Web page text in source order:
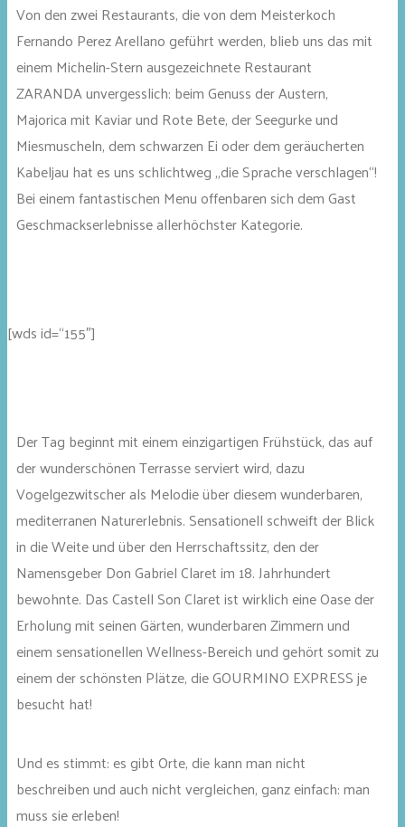
Von den zwei Restaurants, die von dem Meisterkoch
Fernando Perez Arellano geführt werden, blieb uns das mit
einem Michelin-Stern ausgezeichnete Restaurant
ZARANDA unvergesslich: beim Genuss der Austern,
Majorica mit Kaviar und Rote Bete, der Seegurke und
Miesmuscheln, dem schwarzen Ei oder dem geräucherten
Kabeljau hat es uns schlichtweg „die Sprache verschlagen“!
Bei einem fantastischen Menu offenbaren sich dem Gast
Geschmackserlebnisse allerhöchster Kategorie.
[wds id=“155″]
Der Tag beginnt mit einem einzigartigen Frühstück, das auf
der wunderschönen Terrasse serviert wird, dazu
Vogelgezwitscher als Melodie über diesem wunderbaren,
mediterranen Naturerlebnis. Sensationell schweift der Blick
in die Weite und über den Herrschaftssitz, den der
Namensgeber Don Gabriel Claret im 18. Jahrhundert
bewohnte. Das Castell Son Claret ist wirklich eine Oase der
Erholung mit seinen Gärten, wunderbaren Zimmern und
einem sensationellen Wellness-Bereich und gehört somit zu
einem der schönsten Plätze, die GOURMINO EXPRESS je
besucht hat!
Und es stimmt: es gibt Orte, die kann man nicht
beschreiben und auch nicht vergleichen, ganz einfach: man
muss sie erleben!